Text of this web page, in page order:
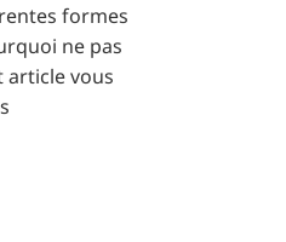
formes
ne pas
article vous